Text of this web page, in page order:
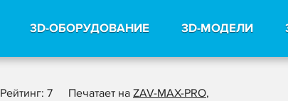
3D-ОБОРУДОВАНИЕ 3D-МОДЕЛИ
Рейтинг: 7 Печатает на ZAV-MAX-PRO,